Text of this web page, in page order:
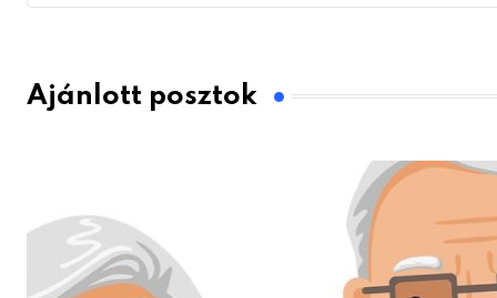
Ajánlott posztok